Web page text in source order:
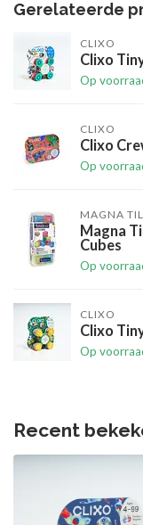
Gerelateerde
CLIXO
Clixo
Op
CLIXO
Clixo
Op
MAGNA
Magna
Cubes
Op
CLIXO
Clixo
Op
Recent